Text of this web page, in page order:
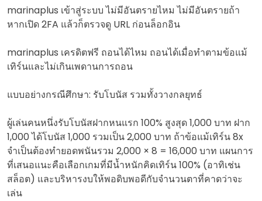
marinaplus เข้าสู่ระบบ ไม่มีอันตรายไหม ไม่มีอันตรายถ้า
หากเปิด 2FA แล้วก็ตรวจดู URL ก่อนล็อกอิน
marinaplus เครดิตฟรี ถอนได้ไหม ถอนได้เมื่อทำตามข้อแม้
เทิร์นและไม่เกินเพดานการถอน
แบบอย่างกรณีศึกษา: รับโบนัส รวมทั้งวางกลยุทธ์
ผู้เล่นคนหนึ่งรับโบนัสฝากหนแรก 100% สูงสุด 1,000 บาท ฝาก
1,000 ได้โบนัส 1,000 รวมเป็น 2,000 บาท ถ้าข้อแม้เทิร์น 8x
จำเป็นต้องทำยอดพนันรวม 2,000 × 8 = 16,000 บาท แผนการ
ที่เสนอแนะคือเลือกเกมที่มีน้ำหนักคิดเทิร์น 100% (อาทิเช่น
สล็อต) และบริหารงบให้พอดิบพอดีกับจำนวนตาที่คาดว่าจะ
เล่น